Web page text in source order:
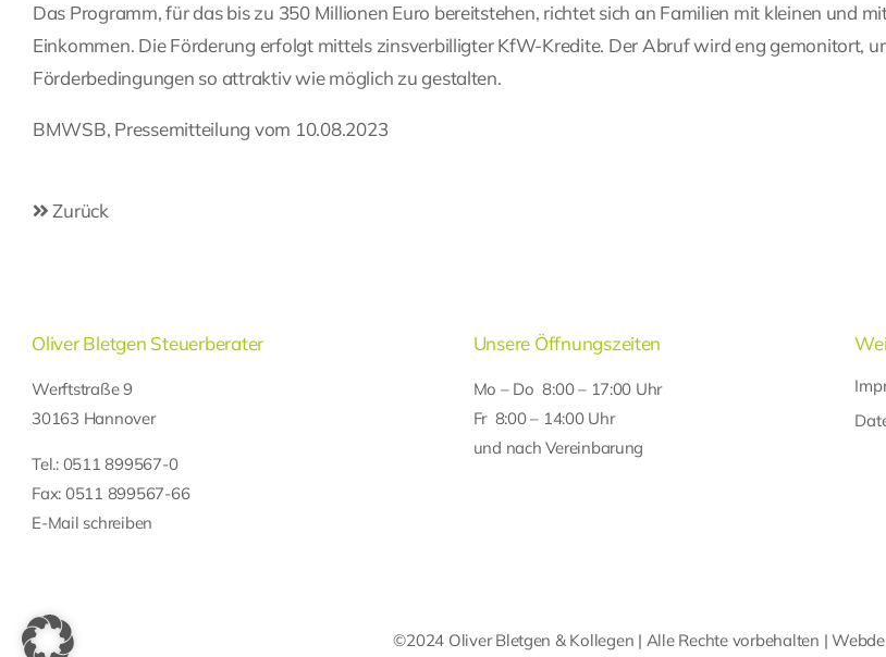
Das Programm, für das bis zu 350 Millionen Euro bereitstehen, richtet sich an Familien mit kleinen und
Einkommen. Die Förderung erfolgt mittels zinsverbilligter KfW-Kredite. Der Abruf wird eng gemonitort,
Förderbedingungen so attraktiv wie möglich zu gestalten.
BMWSB, Pressemitteilung vom 10.08.2023
Zurück
Oliver Bletgen Steuerberater
Werftstraße 9
30163 Hannover
Tel.: 0511 899567-0
Fax: 0511 899567-66
E-Mail schreiben
Unsere Öffnungszeiten
Mo – Do 8:00 – 17:00 Uhr
Fr 8:00 – 14:00 Uhr
und nach Vereinbarung
©2024 Oliver Bletgen & Kollegen | Alle Rechte vorbehalten |